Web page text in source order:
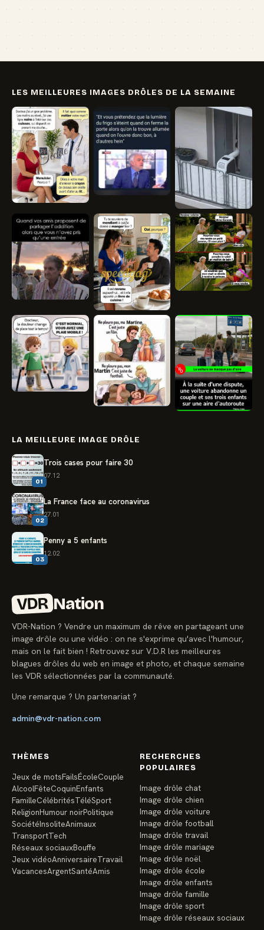
LES MEILLEURES IMAGES DRÔLES DE LA SEMAINE
LA MEILLEURE IMAGE DRÔLE
01
Trois cases pour faire 30
07.12
02
La France face au coronavirus
27.01
03
Penny a 5 enfants
12.02
VDR Nation
VDR-Nation ? Vendre un maximum de rêve en partageant une
image drôle ou une vidéo : on ne s'exprime qu'avec l'humour,
mais on le fait bien ! Retrouvez sur V.D.R les meilleures
blagues drôles du web en image et photo, et chaque semaine
les VDR sélectionnées par la communauté.
Une remarque ? Un partenariat ?
admin@vdr-nation.com
THÈMES
Jeux de motsFailsÉcoleCouple
AlcoolFêteCoquinEnfants
FamilleCélébritésTéléSport
ReligionHumour noirPolitique
SociétéInsoliteAnimaux
TransportTech
Réseaux sociauxBouffe
Jeux vidéoAnniversaireTravail
VacancesArgentSantéAmis
RECHERCHES
POPULAIRES
Image drôle chat
Image drôle chien
Image drôle voiture
Image drôle football
Image drôle travail
Image drôle mariage
Image drôle noël
Image drôle école
Image drôle enfants
Image drôle famille
Image drôle sport
Image drôle réseaux sociaux